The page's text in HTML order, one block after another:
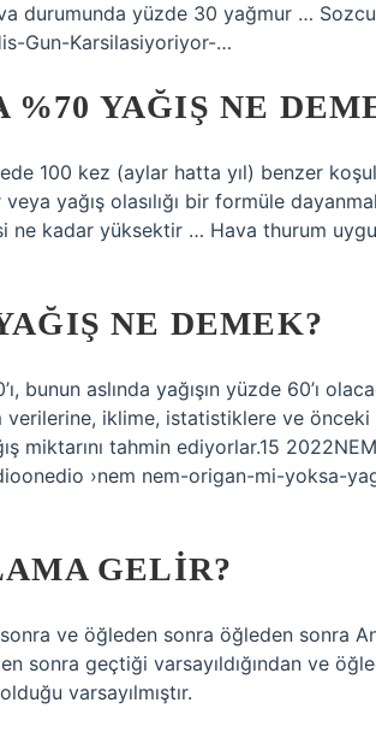
durumunda yüzde 30 yağmur …
Gun-Karsilasiyoriyor-…
%70 YAĞIŞ NE
100 kez (aylar hatta yıl) benzer
yağış olasılığı bir formüle
ne kadar yüksektir … Hava thurum
NE DEMEK?
bunun aslında yağışın yüzde 60’ı
iklime, istatistiklere ve önceki
miktarını tahmin ediyorlar.15
›nem nem-origan-mi-yoksa-
GELIR?
ve öğleden sonra öğleden sonra
sonra geçtiği varsayıldığından ve
varsayılmıştır.